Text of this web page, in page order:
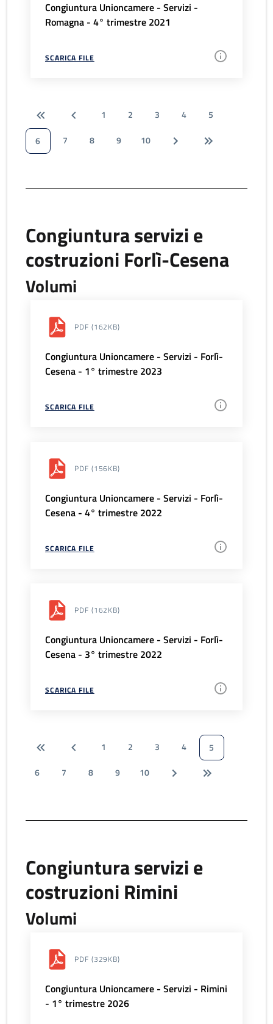
Congiuntura Unioncamere - Servizi -
Romagna - 4° trimestre 2021
SCARICA FILE
1 2 3 4
5
6
7 8 9 10
Congiuntura servizi e
costruzioni Forlì-Cesena
Volumi
PDF (162KB)
Congiuntura Unioncamere - Servizi - Forlì-
Cesena - 1° trimestre 2023
SCARICA FILE
PDF (156KB)
Congiuntura Unioncamere - Servizi - Forlì-
Cesena - 4° trimestre 2022
SCARICA FILE
PDF (162KB)
Congiuntura Unioncamere - Servizi - Forlì-
Cesena - 3° trimestre 2022
SCARICA FILE
1 2 3 4
5
6
7 8 9 10
Congiuntura servizi e
costruzioni Rimini
Volumi
PDF (329KB)
Congiuntura Unioncamere - Servizi - Rimini
- 1° trimestre 2026